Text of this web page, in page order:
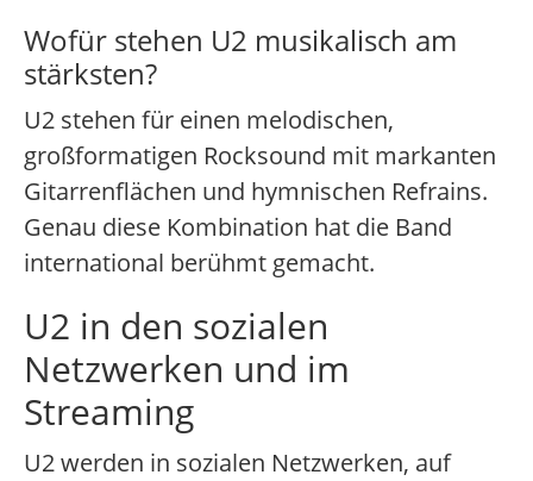
Wofür stehen U2 musikalisch am
stärksten?
U2 stehen für einen melodischen,
großformatigen Rocksound mit markanten
Gitarrenflächen und hymnischen Refrains.
Genau diese Kombination hat die Band
international berühmt gemacht.
U2 in den sozialen
Netzwerken und im
Streaming
U2 werden in sozialen Netzwerken, auf